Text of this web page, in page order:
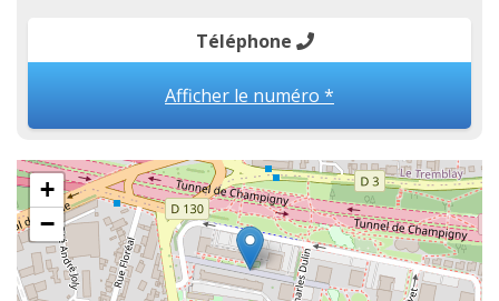
Téléphone
Afficher le numéro *
+
−